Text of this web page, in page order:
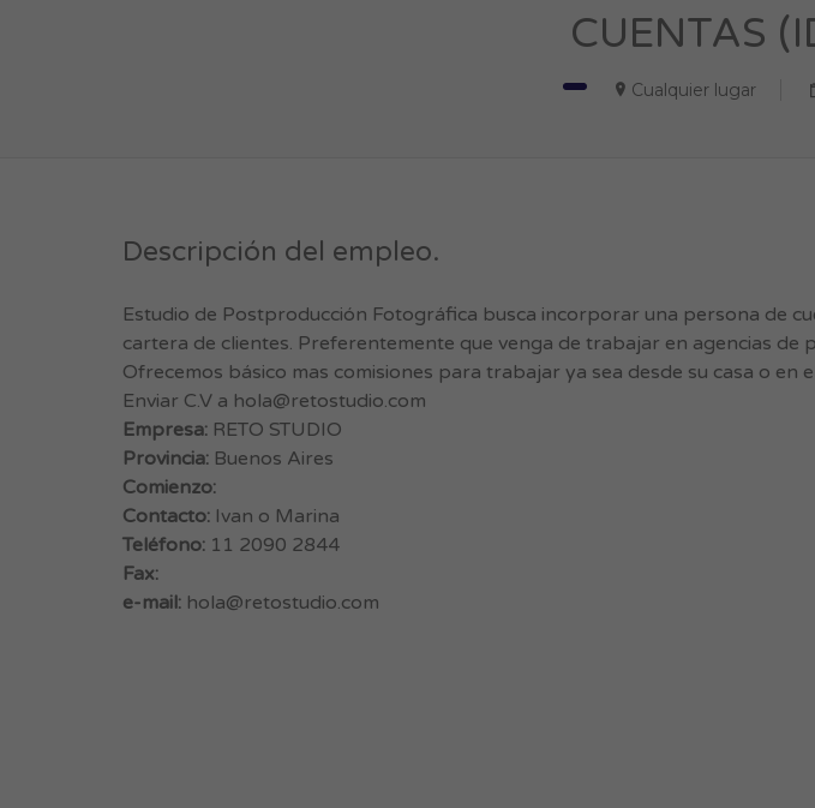
CUENTAS
Cualquier lugar
Descripción del empleo.
Estudio de Postproducción Fotográfica busca incorporar una persona de
cartera de clientes. Preferentemente que venga de trabajar en agencias de
Ofrecemos básico mas comisiones para trabajar ya sea desde su casa o en
Enviar C.V a hola@retostudio.com
Empresa: RETO STUDIO
Provincia: Buenos Aires
Comienzo:
Contacto: Ivan o Marina
Teléfono: 11 2090 2844
Fax:
e-mail: hola@retostudio.com